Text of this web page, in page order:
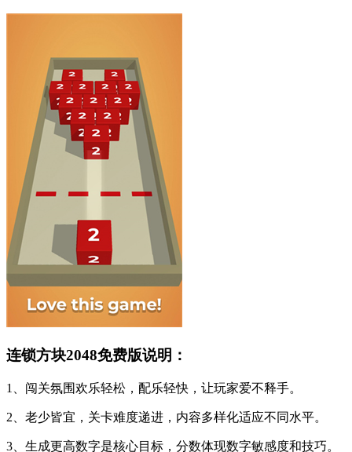
连锁方块2048免费版说明：
1、闯关氛围欢乐轻松，配乐轻快，让玩家爱不释手。
2、老少皆宜，关卡难度递进，内容多样化适应不同水平。
3、生成更高数字是核心目标，分数体现数字敏感度和技巧。